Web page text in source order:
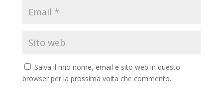
Salva il mio nome, email e sito web in questo
browser per la prossima volta che commento.